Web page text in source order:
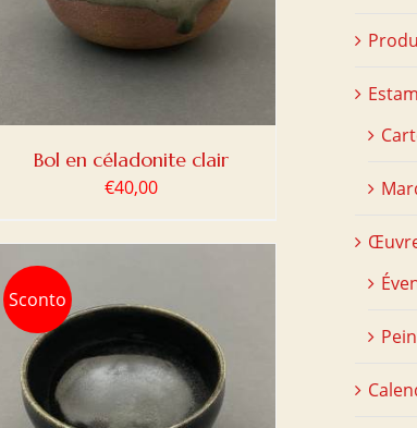
Bol en céladonite clair
€40,00
Sconto